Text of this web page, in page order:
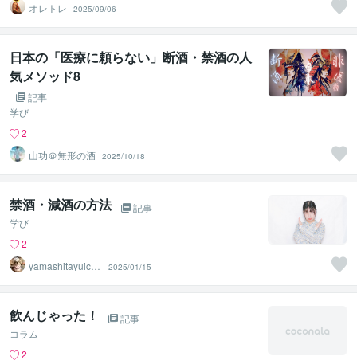
オレトレ
2025/09/06
日本の「医療に頼らない」断酒・禁酒の人
気メソッド8
記事
学び
2
山功＠無形の酒 2025/10/18
禁酒・減酒の方法
記事
学び
2
yamashitayuichir
o23
2025/01/15
飲んじゃった！
記事
コラム
2